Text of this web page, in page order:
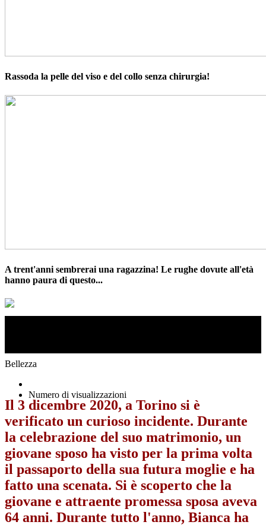
Rassoda la pelle del viso e del collo senza chirurgia!
A trent'anni sembrerai una ragazzina! Le rughe dovute all'età
hanno paura di questo...
Bellezza
Numero di visualizzazioni
Il 3 dicembre 2020, a Torino si è
verificato un curioso incidente. Durante
la celebrazione del suo matrimonio, un
giovane sposo ha visto per la prima volta
il passaporto della sua futura moglie e ha
fatto una scenata. Si è scoperto che la
giovane e attraente promessa sposa aveva
64 anni. Durante tutto l'anno, Bianca ha